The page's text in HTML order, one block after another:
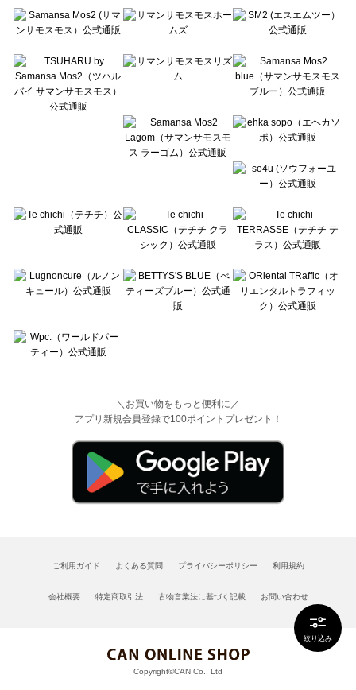
絞り込み
Te chichi（テチチ）のバッグ一覧
Te chichi CLASSIC（テチチ クラシック）のバッグ一覧
Lugnoncure（ルノンキュール）のバッグ一覧
BETTY'S BLUE（べティーズブルー）のバッグ一覧
Wpc.（ワールドパーティー）のバッグ一覧
＼お買い物をもっと便利に／
アプリ新規会員登録で100ポイントプレゼント！
ご利用ガイド よくある質問 プライバシーポリシー 利用規約
会社概要 特定商取引法 古物営業法に基づく記載 お問い合わせ
Copyright©CAN Co., Ltd